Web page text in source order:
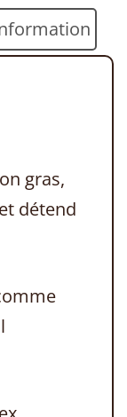
gras,
détend